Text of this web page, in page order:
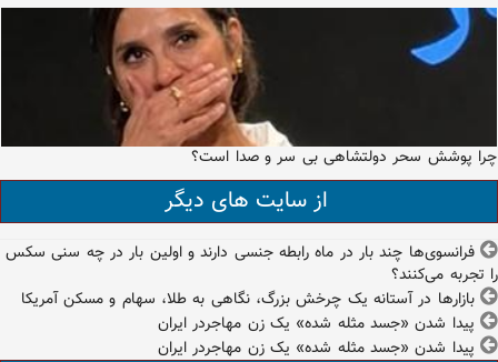
چرا پوشش سحر دولتشاهی بی سر و صدا است؟
از سایت های دیگر
فرانسوی‌ها چند بار در ماه رابطه جنسی دارند و اولین بار در چه سنی سکس
را تجربه می‌کنند؟
بازارها در آستانه یک چرخش بزرگ، نگاهی به طلا، سهام و مسکن آمریکا
پیدا شدن «جسد مثله شده» یک زن مهاجردر ایران
پیدا شدن «جسد مثله شده» یک زن مهاجردر ایران